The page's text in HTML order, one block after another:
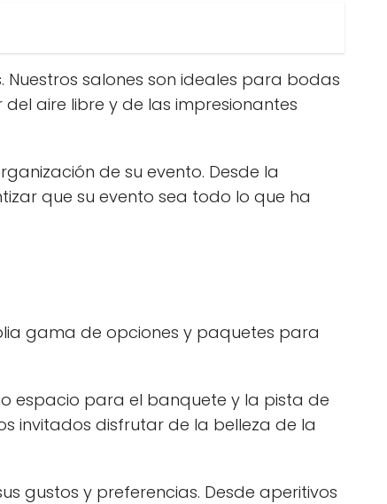
salones son ideales para bodas
aire libre y de las impresionantes
de su evento. Desde la
que su evento sea todo lo que ha
gama de opciones y paquetes para
espacio para el banquete y la pista de
invitados disfrutar de la belleza de la
gustos y preferencias. Desde aperitivos